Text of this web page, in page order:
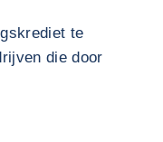
te
die door